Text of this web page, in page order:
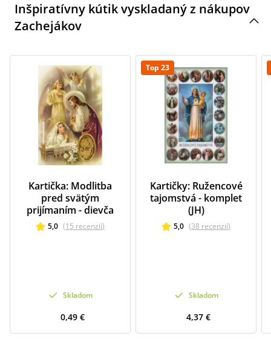
Inšpiratívny kútik vyskladaný z nákupov
Zachejákov
Kartička: Modlitba
pred svätým
prijímaním - dievča
5,0 (15 recenzií)
Skladom
0,49 €
Top 23
Kartičky: Ružencové
tajomstvá - komplet
(JH)
5,0 (38 recenzií)
Skladom
4,37 €